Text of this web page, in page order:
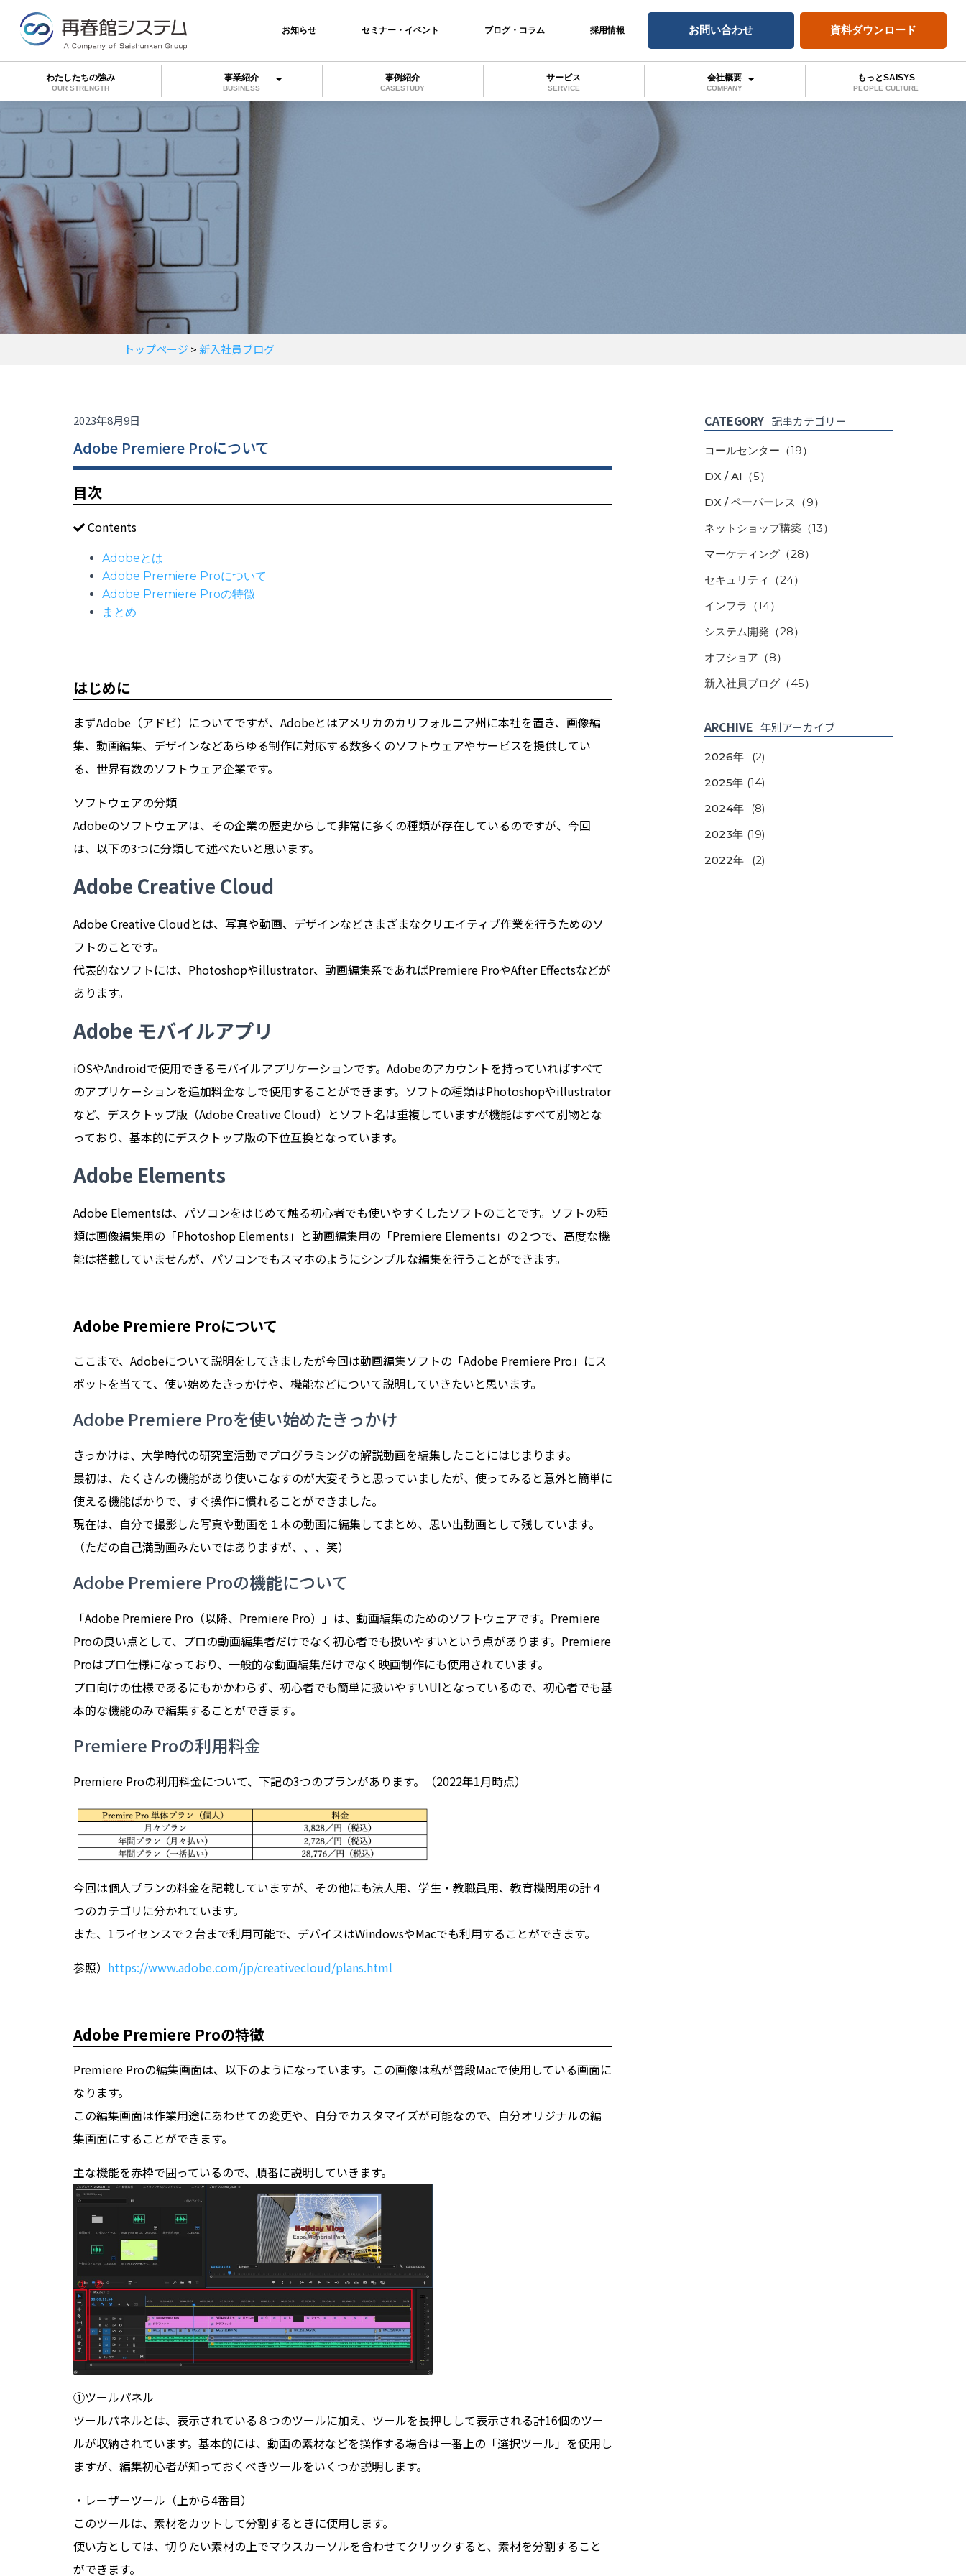
お知らせ セミナー・イベント ブログ・コラム 採用情報 お問い合わせ 資料ダウンロード
わたしたちの強み
OUR STRENGTH
事業紹介
BUSINESS
事例紹介
CASESTUDY
サービス
SERVICE
会社概要
COMPANY
もっとSAISYS
PEOPLE CULTURE
トップページ > 新入社員ブログ
2023年8月9日
Adobe Premiere Proについて
目次
Contents
Adobeとは
Adobe Premiere Proについて
Adobe Premiere Proの特徴
まとめ
はじめに
まずAdobe（アドビ）についてですが、Adobeとはアメリカのカリフォルニア州に本社を置き、画像編
集、動画編集、デザインなどあらゆる制作に対応する数多くのソフトウェアやサービスを提供してい
る、世界有数のソフトウェア企業です。
ソフトウェアの分類
Adobeのソフトウェアは、その企業の歴史からして非常に多くの種類が存在しているのですが、今回
は、以下の3つに分類して述べたいと思います。
Adobe Creative Cloud
Adobe Creative Cloudとは、写真や動画、デザインなどさまざまなクリエイティブ作業を行うためのソ
フトのことです。
代表的なソフトには、Photoshopやillustrator、動画編集系であればPremiere ProやAfter Effectsなどが
あります。
Adobe モバイルアプリ
iOSやAndroidで使用できるモバイルアプリケーションです。Adobeのアカウントを持っていればすべて
のアプリケーションを追加料金なしで使用することができます。ソフトの種類はPhotoshopやillustrator
など、デスクトップ版（Adobe Creative Cloud）とソフト名は重複していますが機能はすべて別物とな
っており、基本的にデスクトップ版の下位互換となっています。
Adobe Elements
Adobe Elementsは、パソコンをはじめて触る初心者でも使いやすくしたソフトのことです。ソフトの種
類は画像編集用の「Photoshop Elements」と動画編集用の「Premiere Elements」の２つで、高度な機
能は搭載していませんが、パソコンでもスマホのようにシンプルな編集を行うことができます。
Adobe Premiere Proについて
ここまで、Adobeについて説明をしてきましたが今回は動画編集ソフトの「Adobe Premiere Pro」にス
ポットを当てて、使い始めたきっかけや、機能などについて説明していきたいと思います。
Adobe Premiere Proを使い始めたきっかけ
きっかけは、大学時代の研究室活動でプログラミングの解説動画を編集したことにはじまります。
最初は、たくさんの機能があり使いこなすのが大変そうと思っていましたが、使ってみると意外と簡単に
使える機能ばかりで、すぐ操作に慣れることができました。
現在は、自分で撮影した写真や動画を１本の動画に編集してまとめ、思い出動画として残しています。
（ただの自己満動画みたいではありますが、、、笑）
Adobe Premiere Proの機能について
「Adobe Premiere Pro（以降、Premiere Pro）」は、動画編集のためのソフトウェアです。Premiere
Proの良い点として、プロの動画編集者だけでなく初心者でも扱いやすいという点があります。Premiere
Proはプロ仕様になっており、一般的な動画編集だけでなく映画制作にも使用されています。
プロ向けの仕様であるにもかかわらず、初心者でも簡単に扱いやすいUIとなっているので、初心者でも基
本的な機能のみで編集することができます。
Premiere Proの利用料金
Premiere Proの利用料金について、下記の3つのプランがあります。（2022年1月時点）
今回は個人プランの料金を記載していますが、その他にも法人用、学生・教職員用、教育機関用の計４
つのカテゴリに分かれています。
また、1ライセンスで２台まで利用可能で、デバイスはWindowsやMacでも利用することができます。
参照） https://www.adobe.com/jp/creativecloud/plans.html
Adobe Premiere Proの特徴
Premiere Proの編集画面は、以下のようになっています。この画像は私が普段Macで使用している画面に
なります。
この編集画面は作業用途にあわせての変更や、自分でカスタマイズが可能なので、自分オリジナルの編
集画面にすることができます。
主な機能を赤枠で囲っているので、順番に説明していきます。
①ツールパネル
ツールパネルとは、表示されている８つのツールに加え、ツールを長押しして表示される計16個のツー
ルが収納されています。基本的には、動画の素材などを操作する場合は一番上の「選択ツール」を使用し
ますが、編集初心者が知っておくべきツールをいくつか説明します。
・レーザーツール（上から4番目）
このツールは、素材をカットして分割するときに使用します。
使い方としては、切りたい素材の上でマウスカーソルを合わせてクリックすると、素材を分割すること
ができます。
CATEGORY 記事カテゴリー
コールセンター （19）
DX / AI （5）
DX / ペーパーレス （9）
ネットショップ構築（13）
マーケティング（28）
セキュリティ
（24）
インフラ （14）
システム開発 （28）
オフショア （8）
新入社員ブログ（45）
ARCHIVE 年別アーカイブ
2026年
(2)
2025年 (14)
2024年
(8)
2023年 (19)
2022年
(2)